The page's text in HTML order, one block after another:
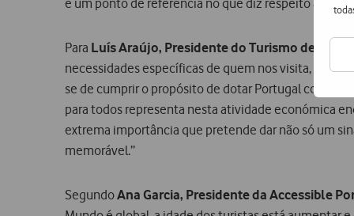
e um ponto de referência no que diz respeito ao
Para Luís Araújo, Presidente do Turismo de
necessidades específicas de quem nos visita,
se de cumprir o propósito de dotar Portugal como
para todos representa nesta atividade económica
extrema importância que pretende dar não só um
memorável.”
SegundoAna Garcia, Presidente da Accessible